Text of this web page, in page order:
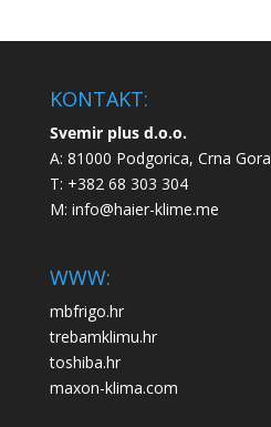
KONTAKT:
Svemir plus d.o.o.
A: 81000 Podgorica, Crna Gora
T: +382 68 303 304
M: info@haier-klime.me
WWW:
mbfrigo.hr
trebamklimu.hr
toshiba.hr
maxon-klima.com